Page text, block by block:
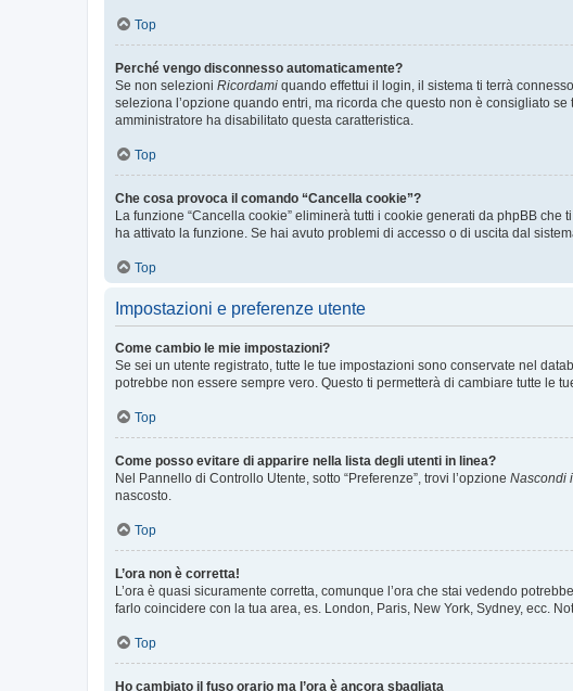
Top
Perché vengo disconnesso automaticamente?
Se non selezioni Ricordami quando effettui il login, il sistema ti terrà
seleziona l’opzione quando entri, ma ricorda che questo non è consigliato
amministratore ha disabilitato questa caratteristica.
Top
Che cosa provoca il comando “Cancella cookie”?
La funzione “Cancella cookie” eliminerà tutti i cookie generati da phpBB
ha attivato la funzione. Se hai avuto problemi di accesso o di uscita dal
Top
Impostazioni e preferenze utente
Come cambio le mie impostazioni?
Se sei un utente registrato, tutte le tue impostazioni sono conservate nel
potrebbe non essere sempre vero. Questo ti permetterà di cambiare tutte le
Top
Come posso evitare di apparire nella lista degli utenti in linea?
Nel Pannello di Controllo Utente, sotto “Preferenze”, trovi l’opzione Nascondi
nascosto.
Top
L’ora non è corretta!
L’ora è quasi sicuramente corretta, comunque l’ora che stai vedendo
farlo coincidere con la tua area, es. London, Paris, New York, Sydney, ecc.
Top
Ho cambiato il fuso orario ma l’ora è ancora sbagliata